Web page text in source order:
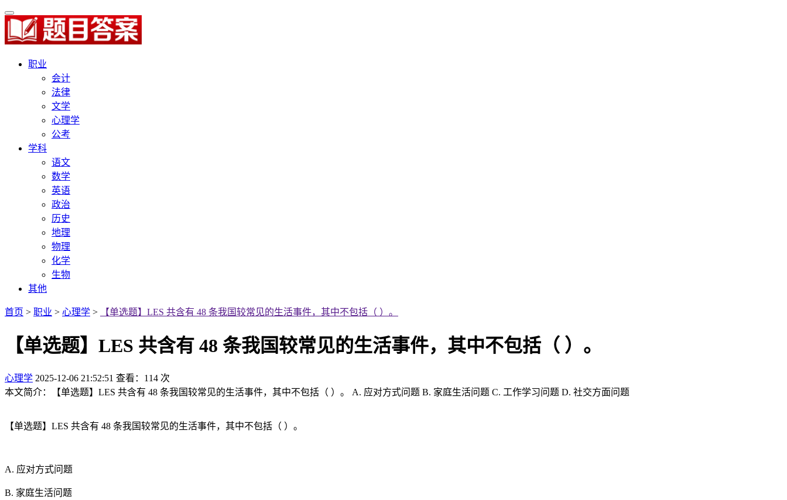
职业
会计
法律
文学
心理学
公考
学科
语文
数学
英语
政治
历史
地理
物理
化学
生物
其他
首页 > 职业 > 心理学 > 【单选题】LES 共含有 48 条我国较常见的生活事件，其中不包括（ ）。
【单选题】LES 共含有 48 条我国较常见的生活事件，其中不包括（ ）。
心理学 2025-12-06 21:52:51 查看：114 次
本文简介：【单选题】LES 共含有 48 条我国较常见的生活事件，其中不包括（ ）。 A. 应对方式问题 B. 家庭生活问题 C. 工作学习问题 D. 社交方面问题
【单选题】LES 共含有 48 条我国较常见的生活事件，其中不包括（ ）。
A. 应对方式问题
B. 家庭生活问题